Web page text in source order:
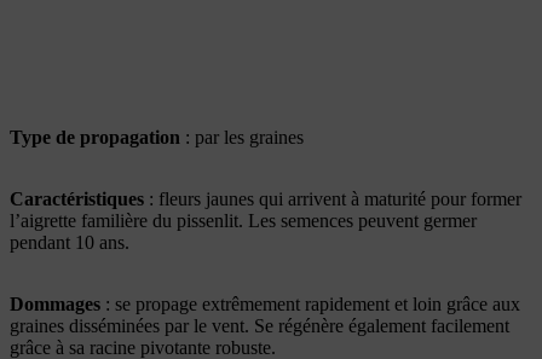
Type de propagation : par les graines
Caractéristiques : fleurs jaunes qui arrivent à maturité pour former
l’aigrette familière du pissenlit. Les semences peuvent germer
pendant 10 ans.
Dommages : se propage extrêmement rapidement et loin grâce aux
graines disséminées par le vent. Se régénère également facilement
grâce à sa racine pivotante robuste.